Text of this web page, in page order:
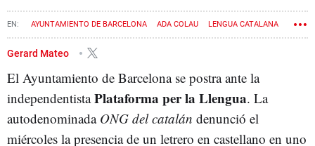
AYUNTAMIENTO DE BARCELONA ADA COLAU LENGUA CATALANA
LENGUA CASTELLANA
Gerard Mateo
El Ayuntamiento de Barcelona se postra ante la
independentistaPlataforma per la Llengua. La
autodenominada ONG del catalán denunció el
miércoles la presencia de un letrero en castellano en uno